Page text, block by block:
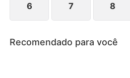
6 7 8
Recomendado para você